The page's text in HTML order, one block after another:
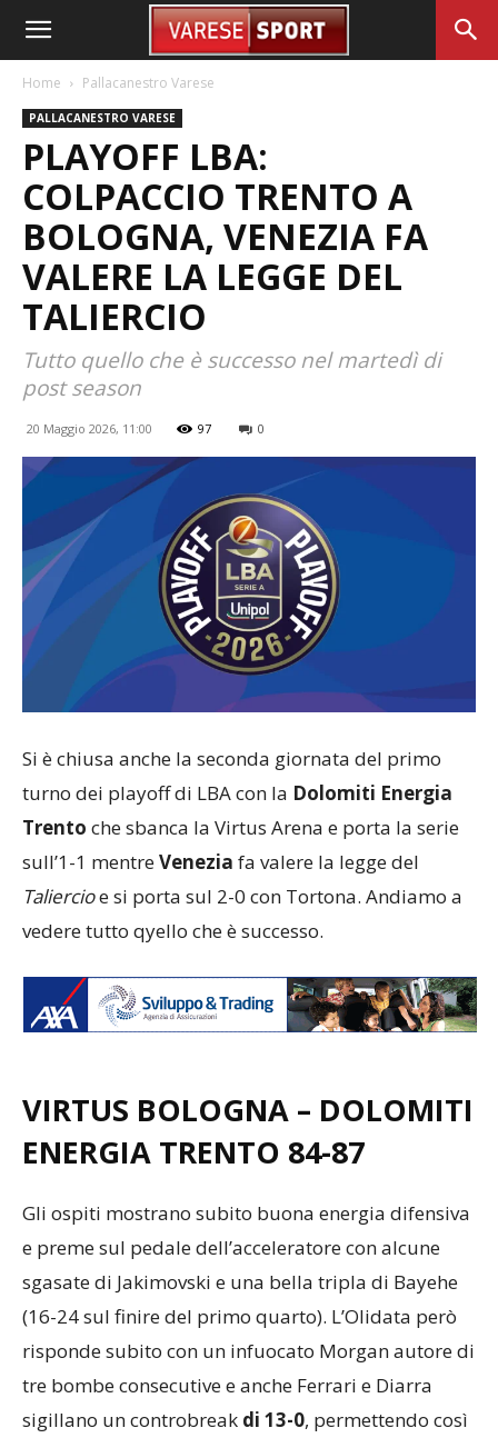
Home Pallacanestro Varese
PALLACANESTRO VARESE
PLAYOFF LBA:
COLPACCIO TRENTO A
BOLOGNA, VENEZIA FA
VALERE LA LEGGE DEL
TALIERCIO
Tutto quello che è successo nel martedì di
post season
20 Maggio 2026, 11:00 97 0
Si è chiusa anche la seconda giornata del primo
turno dei playoff di LBA con la Dolomiti Energia
Trento che sbanca la Virtus Arena e porta la serie
sull’1-1 mentreVenezia fa valere la legge del
Taliercioe si porta sul 2-0 con Tortona. Andiamo a
vedere tutto qyello che è successo.
VIRTUS BOLOGNA – DOLOMITI
ENERGIA TRENTO 84-87
Gli ospiti mostrano subito buona energia difensiva
e preme sul pedale dell’acceleratore con alcune
sgasate di Jakimovski e una bella tripla di Bayehe
(16-24 sul finire del primo quarto). L’Olidata però
risponde subito con un infuocato Morgan autore di
tre bombe consecutive e anche Ferrari e Diarra
sigillano un controbreak di 13-0, permettendo così